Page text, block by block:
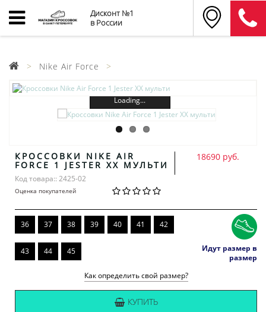
Дисконт №1
в России
Nike Air Force
Loading...
КРОССОВКИ NIKE AIR
FORCE 1 JESTER XX МУЛЬТИ
Код товара:: 2425-02
Оценка покупателей
18690 руб.
36 37 38 39 40 41 42
43 44 45
Идут размер в
размер
Как определить свой размер?
КУПИТЬ